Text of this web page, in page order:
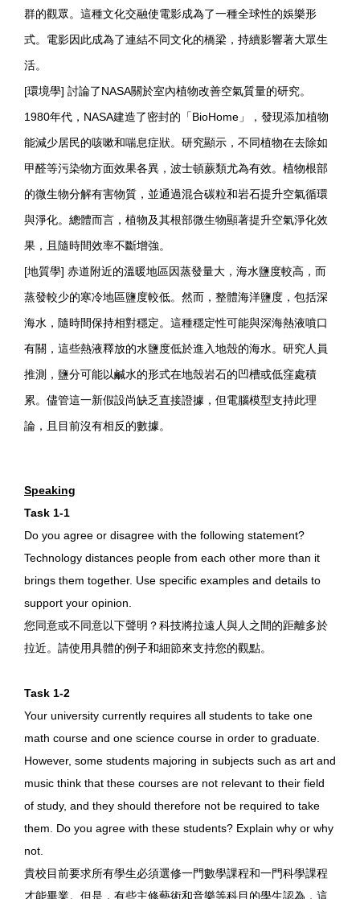
群的觀眾。這種文化交融使電影成為了一種全球性的娛樂形
式。電影因此成為了連結不同文化的橋梁，持續影響著大眾生
活。
[環境學] 討論了NASA關於室內植物改善空氣質量的研究。
1980年代，NASA建造了密封的「BioHome」，發現添加植物
能減少居民的咳嗽和喘息症狀。研究顯示，不同植物在去除如
甲醛等污染物方面效果各異，波士頓蕨類尤為有效。植物根部
的微生物分解有害物質，並通過混合碳粒和岩石提升空氣循環
與淨化。總體而言，植物及其根部微生物顯著提升空氣淨化效
果，且隨時間效率不斷增強。
[地質學] 赤道附近的溫暖地區因蒸發量大，海水鹽度較高，而
蒸發較少的寒冷地區鹽度較低。然而，整體海洋鹽度，包括深
海水，隨時間保持相對穩定。這種穩定性可能與深海熱液噴口
有關，這些熱液釋放的水鹽度低於進入地殼的海水。研究人員
推測，鹽分可能以鹹水的形式在地殼岩石的凹槽或低窪處積
累。儘管這一新假設尚缺乏直接證據，但電腦模型支持此理
論，且目前沒有相反的數據。
Speaking
Task 1-1
Do you agree or disagree with the following statement?
Technology distances people from each other more than it
brings them together. Use specific examples and details to
support your opinion.
您同意或不同意以下聲明？科技將拉遠人與人之間的距離多於
拉近。請使用具體的例子和細節來支持您的觀點。
Task 1-2
Your university currently requires all students to take one
math course and one science course in order to graduate.
However, some students majoring in subjects such as art and
music think that these courses are not relevant to their field
of study, and they should therefore not be required to take
them. Do you agree with these students? Explain why or why
not.
貴校目前要求所有學生必須選修一門數學課程和一門科學課程
才能畢業。但是，有些主修藝術和音樂等科目的學生認為，這